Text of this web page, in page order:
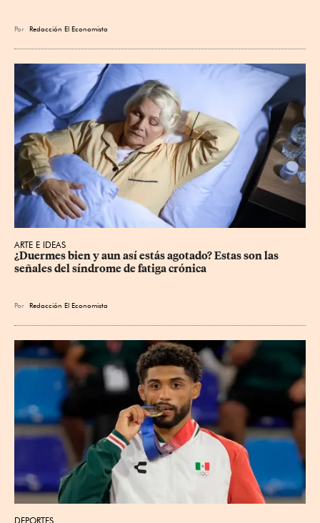
Por Redacción El Economista
ARTE E IDEAS
¿Duermes bien y aun así estás agotado? Estas son las
señales del síndrome de fatiga crónica
Por Redacción El Economista
DEPORTES